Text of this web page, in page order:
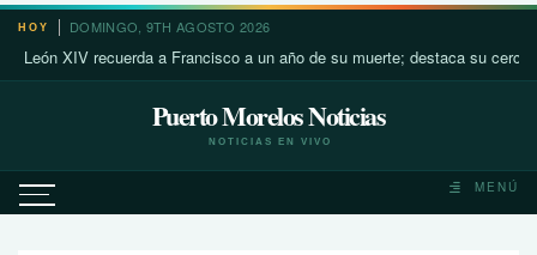
Saltar
contenido
HOY DOMINGO, 9TH AGOSTO 2026
XIV recuerda a Francisco a un año de su muerte; destaca su cercanía
Puerto Morelos Noticias
NOTICIAS EN VIVO
MENÚ